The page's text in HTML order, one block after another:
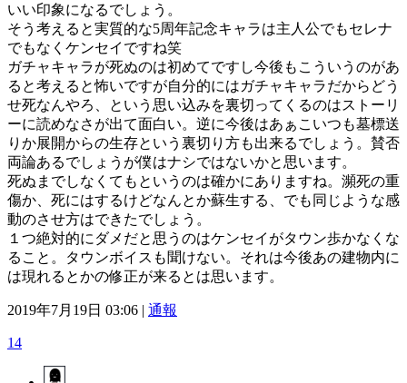
いい印象になるでしょう。
そう考えると実質的な5周年記念キャラは主人公でもセレナ
でもなくケンセイですね笑
ガチャキャラが死ぬのは初めてですし今後もこういうのがあ
ると考えると怖いですが自分的にはガチャキャラだからどう
せ死なんやろ、という思い込みを裏切ってくるのはストーリ
ーに読めなさが出て面白い。逆に今後はあぁこいつも墓標送
りか展開からの生存という裏切り方も出来るでしょう。賛否
両論あるでしょうが僕はナシではないかと思います。
死ぬまでしなくてもというのは確かにありますね。瀕死の重
傷か、死にはするけどなんとか蘇生する、でも同じような感
動のさせ方はできたでしょう。
１つ絶対的にダメだと思うのはケンセイがタウン歩かなくな
ること。タウンボイスも聞けない。それは今後あの建物内に
は現れるとかの修正が来るとは思います。
2019年7月19日 03:06 | 通報
14